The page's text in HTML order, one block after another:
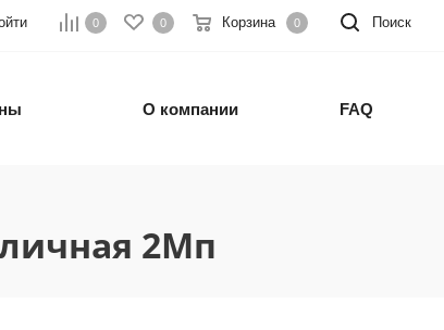
Поиск
0 0 Корзина 0
О компании FAQ
2Мп